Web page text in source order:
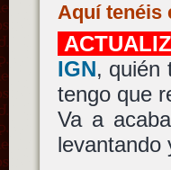
Aquí tenéis
IGN, quién
tengo que
Va a